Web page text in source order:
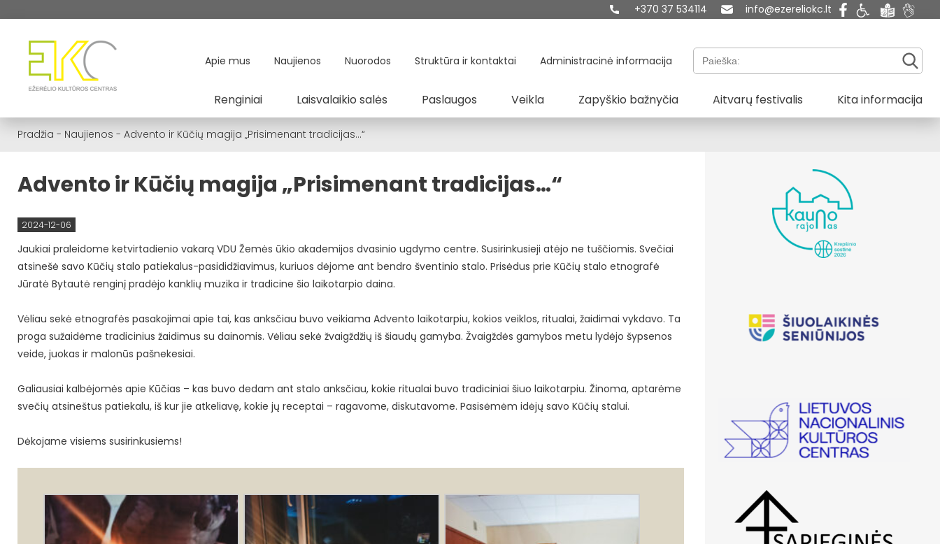
+370 37 534114 info@ezereliokc.lt
Apie mus Naujienos Nuorodos Struktūra ir kontaktai Administracinė informacija Paieška:
Renginiai Laisvalaikio salės Paslaugos Veikla Zapyškio bažnyčia Aitvarų festivalis Kita informacija
Pradžia - Naujienos - Advento ir Kūčių magija „Prisimenant tradicijas…“
Advento ir Kūčių magija „Prisimenant tradicijas…“
2024-12-06
Jaukiai praleidome ketvirtadienio vakarą VDU Žemės ūkio akademijos dvasinio ugdymo centre. Susirinkusieji atėjo ne tuščiomis. Svečiai
atsinešė savo Kūčių stalo patiekalus-pasididžiavimus, kuriuos dėjome ant bendro šventinio stalo. Prisėdus prie Kūčių stalo etnografė
Jūratė Bytautė renginį pradėjo kanklių muzika ir tradicine šio laikotarpio daina.
Vėliau sekė etnografės pasakojimai apie tai, kas anksčiau buvo veikiama Advento laikotarpiu, kokios veiklos, ritualai, žaidimai vykdavo. Ta
proga sužaidėme tradicinius žaidimus su dainomis. Vėliau sekė žvaigždžių iš šiaudų gamyba. Žvaigždės gamybos metu lydėjo šypsenos
veide, juokas ir malonūs pašnekesiai.
Galiausiai kalbėjomės apie Kūčias – kas buvo dedam ant stalo anksčiau, kokie ritualai buvo tradiciniai šiuo laikotarpiu. Žinoma, aptarėme
svečių atsineštus patiekalu, iš kur jie atkeliavę, kokie jų receptai – ragavome, diskutavome. Pasisėmėm idėjų savo Kūčių stalui.
Dėkojame visiems susirinkusiems!